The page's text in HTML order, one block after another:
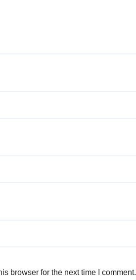
browser for the next time I comment.